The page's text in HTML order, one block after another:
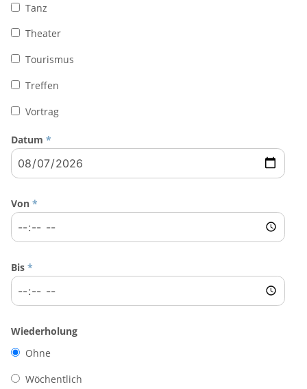
Tanz
Theater
Tourismus
Treffen
Vortrag
Datum *
Von *
Bis *
Wiederholung
Ohne
Wöchentlich